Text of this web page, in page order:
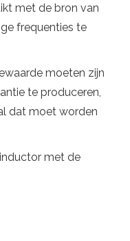
met de bron van
frequenties te
moeten zijn
te produceren,
dat moet worden
met de